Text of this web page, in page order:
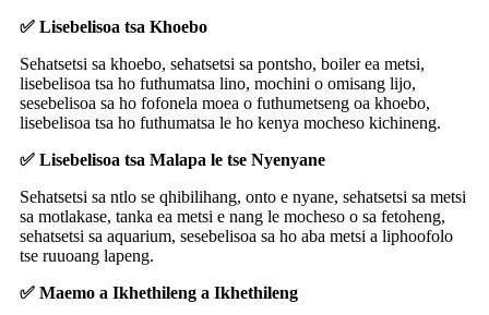
✅ Lisebelisoa tsa Khoebo
Sehatsetsi sa khoebo, sehatsetsi sa pontsho, boiler ea metsi,
lisebelisoa tsa ho futhumatsa lino, mochini o omisang lijo,
sesebelisoa sa ho fofonela moea o futhumetseng oa khoebo,
lisebelisoa tsa ho futhumatsa le ho kenya mocheso kichineng.
✅ Lisebelisoa tsa Malapa le tse Nyenyane
Sehatsetsi sa ntlo se qhibilihang, onto e nyane, sehatsetsi sa metsi
sa motlakase, tanka ea metsi e nang le mocheso o sa fetoheng,
sehatsetsi sa aquarium, sesebelisoa sa ho aba metsi a liphoofolo
tse ruuoang lapeng.
✅ Maemo a Ikhethileng a Ikhethileng